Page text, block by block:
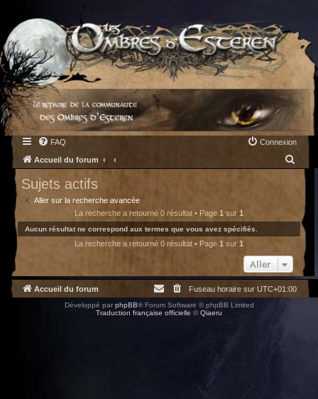
FAQ Connexion
Accueil du forum
h
Sujets actifs
Aller sur la recherche avancée
La recherche a retourné 0 résultat • Page 1 sur 1
Aucun résultat ne correspond aux termes que vous avez spécifiés.
La recherche a retourné 0 résultat • Page 1 sur 1
Aller
Accueil du forum Fuseau horaire sur UTC+01:00
Développé par phpBB® Forum Software © phpBB Limited
Traduction française officielle ©Qiaeru